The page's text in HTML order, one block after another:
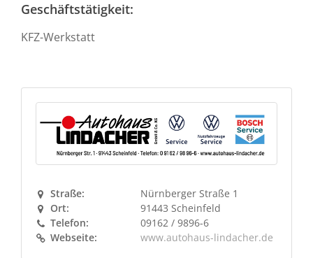
Geschäftstätigkeit:
KFZ-Werkstatt
Straße:
Nürnberger Straße 1
Ort:
91443 Scheinfeld
Telefon:
09162 / 9896-6
Webseite:
www.autohaus-lindacher.de